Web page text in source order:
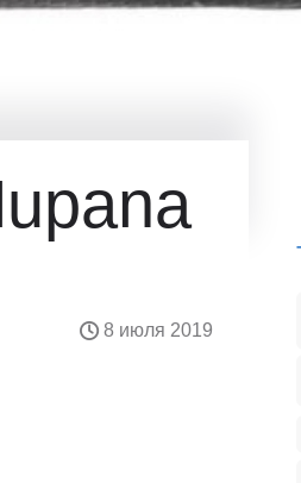
8 июля 2019